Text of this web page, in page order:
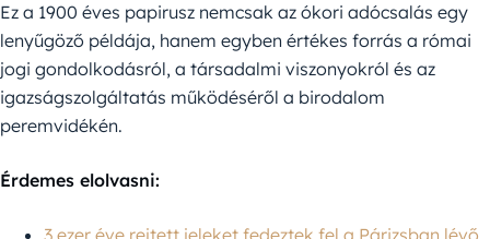
Ez a 1900 éves papirusz nemcsak az ókori adócsalás egy
lenyűgöző példája, hanem egyben értékes forrás a római
jogi gondolkodásról, a társadalmi viszonyokról és az
igazságszolgáltatás működéséről a birodalom
peremvidékén.
Érdemes elolvasni: